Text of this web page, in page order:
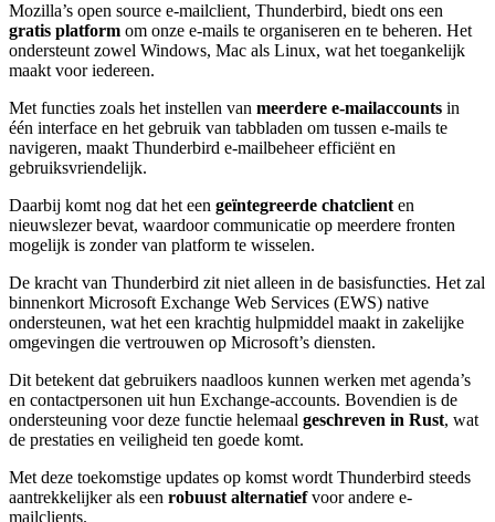
Mozilla’s open source e-mailclient, Thunderbird, biedt ons een
gratis platform om onze e-mails te organiseren en te beheren. Het
ondersteunt zowel Windows, Mac als Linux, wat het toegankelijk
maakt voor iedereen.
Met functies zoals het instellen van meerdere e-mailaccounts in
één interface en het gebruik van tabbladen om tussen e-mails te
navigeren, maakt Thunderbird e-mailbeheer efficiënt en
gebruiksvriendelijk.
Daarbij komt nog dat het een geïntegreerde chatclient en
nieuwslezer bevat, waardoor communicatie op meerdere fronten
mogelijk is zonder van platform te wisselen.
De kracht van Thunderbird zit niet alleen in de basisfuncties. Het zal
binnenkort Microsoft Exchange Web Services (EWS) native
ondersteunen, wat het een krachtig hulpmiddel maakt in zakelijke
omgevingen die vertrouwen op Microsoft’s diensten.
Dit betekent dat gebruikers naadloos kunnen werken met agenda’s
en contactpersonen uit hun Exchange-accounts. Bovendien is de
ondersteuning voor deze functie helemaal geschreven in Rust, wat
de prestaties en veiligheid ten goede komt.
Met deze toekomstige updates op komst wordt Thunderbird steeds
aantrekkelijker als een robuust alternatiefvoor andere e-
mailclients.